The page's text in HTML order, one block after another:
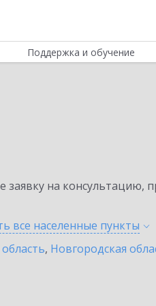
Поддержка и обучение
на консультацию,
все населенные пункты
, Новгородская